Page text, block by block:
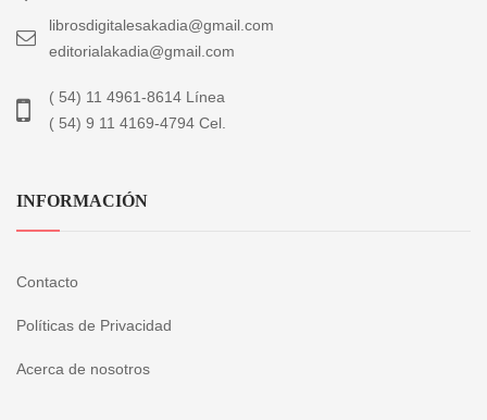
librosdigitalesakadia@gmail.com
editorialakadia@gmail.com
( 54) 11 4961-8614 Línea
( 54) 9 11 4169-4794 Cel.
INFORMACIÓN
Contacto
Políticas de Privacidad
Acerca de nosotros